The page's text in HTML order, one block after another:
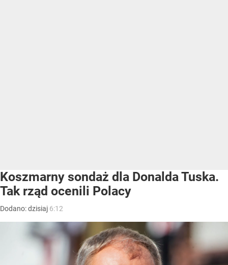
Koszmarny sondaż dla Donalda Tuska.
Tak rząd ocenili Polacy
Dodano:dzisiaj 6:12